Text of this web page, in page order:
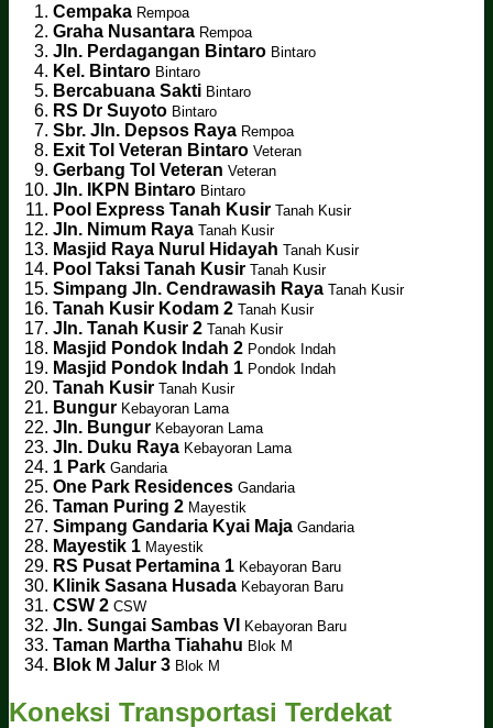
Cempaka Rempoa
Graha Nusantara Rempoa
Jln. Perdagangan Bintaro Bintaro
Kel. Bintaro Bintaro
Bercabuana Sakti Bintaro
RS Dr Suyoto Bintaro
Sbr. Jln. Depsos Raya Rempoa
Exit Tol Veteran Bintaro Veteran
Gerbang Tol Veteran Veteran
Jln. IKPN Bintaro Bintaro
Pool Express Tanah Kusir Tanah Kusir
Jln. Nimum Raya Tanah Kusir
Masjid Raya Nurul Hidayah Tanah Kusir
Pool Taksi Tanah Kusir Tanah Kusir
Simpang Jln. Cendrawasih Raya Tanah Kusir
Tanah Kusir Kodam 2 Tanah Kusir
Jln. Tanah Kusir 2 Tanah Kusir
Masjid Pondok Indah 2 Pondok Indah
Masjid Pondok Indah 1 Pondok Indah
Tanah Kusir Tanah Kusir
Bungur Kebayoran Lama
Jln. Bungur Kebayoran Lama
Jln. Duku Raya Kebayoran Lama
1 Park Gandaria
One Park Residences Gandaria
Taman Puring 2 Mayestik
Simpang Gandaria Kyai Maja Gandaria
Mayestik 1 Mayestik
RS Pusat Pertamina 1 Kebayoran Baru
Klinik Sasana Husada Kebayoran Baru
CSW 2 CSW
Jln. Sungai Sambas VI Kebayoran Baru
Taman Martha Tiahahu Blok M
Blok M Jalur 3 Blok M
Koneksi Transportasi Terdekat